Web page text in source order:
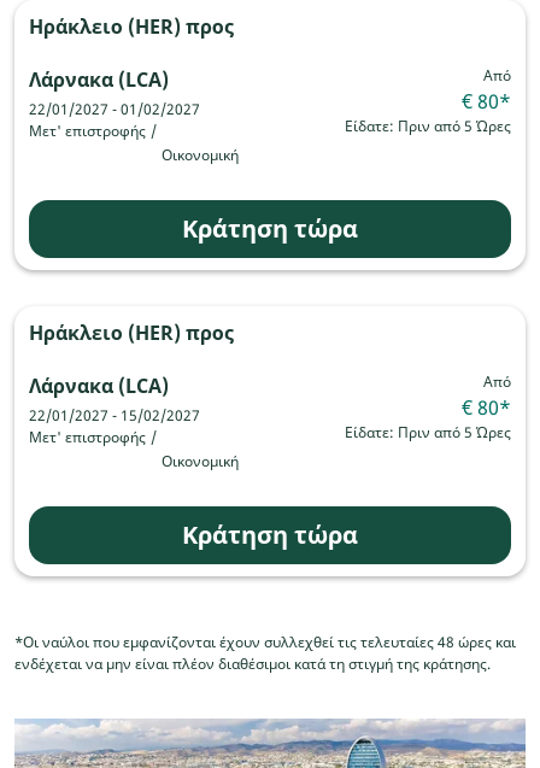
Ηράκλειο (HER)προς
Λάρνακα (LCA)
22/01/2027 - 01/02/2027
Μετ' επιστροφής /
Οικονομική
Από
€ 80*
Είδατε: Πριν από 5 Ώρες
Κράτηση τώρα
Ηράκλειο (HER)προς
Λάρνακα (LCA)
22/01/2027 - 15/02/2027
Μετ' επιστροφής /
Οικονομική
Από
€ 80*
Είδατε: Πριν από 5 Ώρες
Κράτηση τώρα
*Οι ναύλοι που εμφανίζονται έχουν συλλεχθεί τις τελευταίες 48 ώρες και
ενδέχεται να μην είναι πλέον διαθέσιμοι κατά τη στιγμή της κράτησης.